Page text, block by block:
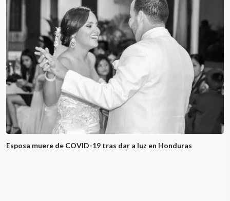
Esposa muere de COVID-19 tras dar a luz en Honduras